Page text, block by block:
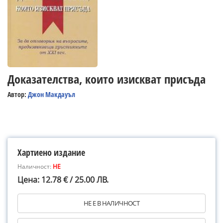
Доказателства, които изискват присъда
Автор: Джон Макдауъл
Хартиено издание
Наличност: НЕ
Цена: 12.78 € / 25.00 ЛВ.
НЕ Е В НАЛИЧНОСТ